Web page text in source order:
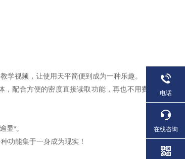
学视频，让使用天平简便到成为一种乐趣。
配合方便的密度直接读取功能，再也不用费
显*。
功能集于一身成为现实！
电话
在线咨询